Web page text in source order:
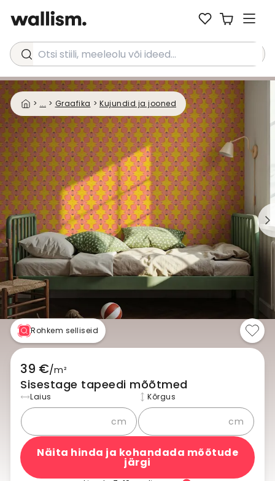
Otsi stiili, meeleolu või ideed...
> ... > Graafika > Kujundid ja jooned
Rohkem selliseid
39 €/m²
Sisestage tapeedi mõõtmed
Laius
cm
Kõrgus
cm
Näita hinda ja kohandada mõõtude
järgi